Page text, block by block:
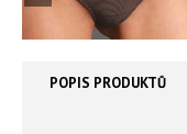
POPIS PRODUKTŮ